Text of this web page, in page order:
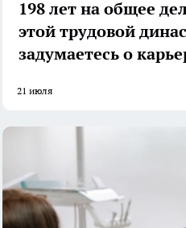
198 лет на общее
этой трудовой
задумаетесь о
21 июля